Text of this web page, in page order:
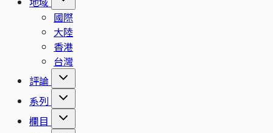
國際
大陸
香港
台灣
評論
系列
欄目